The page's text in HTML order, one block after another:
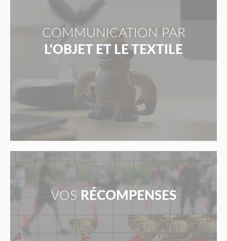
COMMUNICATION PAR
L'OBJET ET LE TEXTILE
VOS RÉCOMPENSES